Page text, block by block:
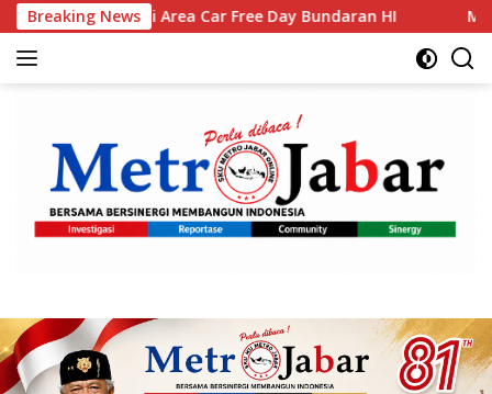
Langsung
ke
konten
Breaking News
Car Free Day Bundaran HI Muktamar XVI Tapak